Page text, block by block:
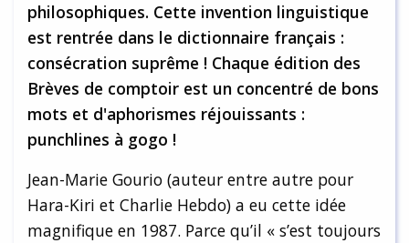
philosophiques. Cette invention linguistique
est rentrée dans le dictionnaire français :
consécration suprême ! Chaque édition des
Brèves de comptoir est un concentré de bons
mots et d'aphorismes réjouissants :
punchlines à gogo !
Jean-Marie Gourio (auteur entre autre pour
Hara-Kiri et Charlie Hebdo) a eu cette idée
magnifique en 1987. Parce qu’il « s’est toujours